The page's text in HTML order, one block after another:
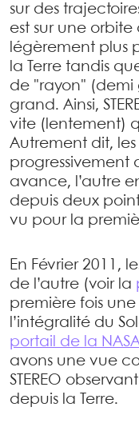
sur des
est sur une
légèrement plus
la Terre tandis
de "rayon" (demi
grand. Ainsi,
vite (lentement)
Autrement dit, les
progressivement
avance, l’autre
depuis deux
vu pour la
En Février 2011,
de l’autre (voir la
première fois
l’intégralité du
portail de la
avons une vue
STEREO
depuis la Terre.